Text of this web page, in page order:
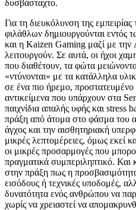
δυσβάσταχτο.
Για τη διευκόλυνση της
φιλάθλων δημιουργούνται εντός
και η Kaizen Gaming μαζί με
λειτουργούν. Σε αυτά, οι ήχοι
που διαθέτουν, τα φώτα
«ντύνονται» με τα κατάλληλα
σε ένα πιο ήρεμο,
αντικείμενα που υπάρχουν στα
παιχνίδια απαλής υφής και stress
πράξη από άτομα στο φάσμα του
άγχος και την αισθητηριακή
μικρές λεπτομέρειες, όμως εκεί
οι μικρές προσαρμογές που
πραγματικά συμπεριληπτικό. Και
στην πράξη πως η
εισόδους ή τεχνικές υποδομές,
δυνατότητα ενός ανθρώπου να
χωρίς να χρειαστεί να